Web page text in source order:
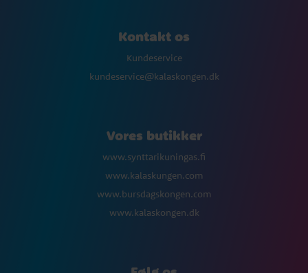
Kontakt os
Kundeservice
kundeservice@kalaskongen.dk
Vores butikker
www.synttarikuningas.fi
www.kalaskungen.com
www.bursdagskongen.com
www.kalaskongen.dk